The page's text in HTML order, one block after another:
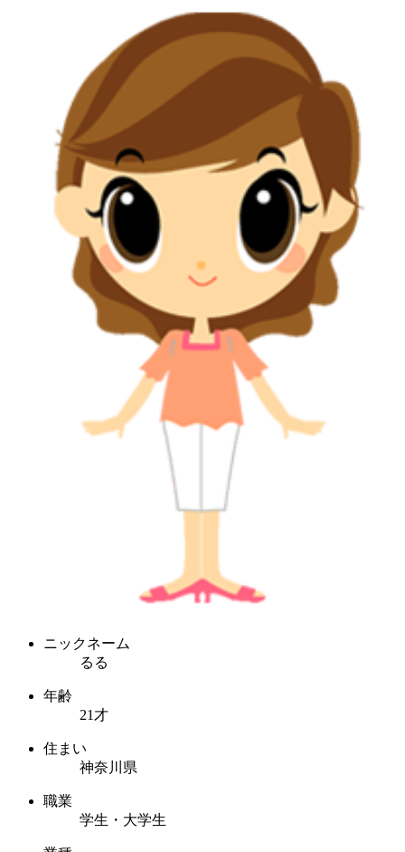
ニックネーム
るる
年齢
21才
住まい
神奈川県
職業
学生・大学生